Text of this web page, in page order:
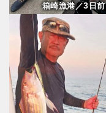
箱崎漁港／3日前